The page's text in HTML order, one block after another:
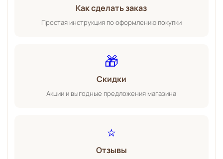
Как сделать заказ
Простая инструкция по оформлению покупки
🎁
Скидки
Акции и выгодные предложения магазина
⭐
Отзывы